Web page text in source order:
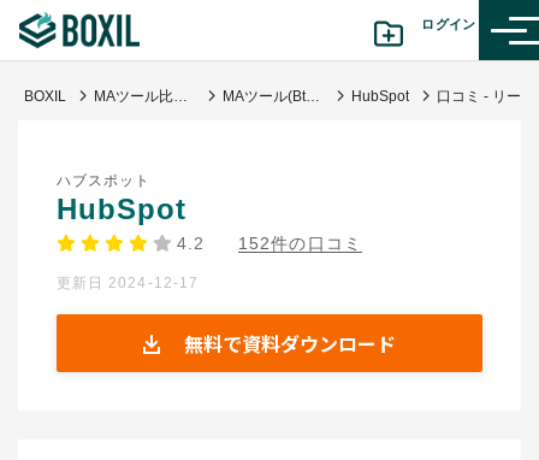
ログイン
診断から探す(β版)
BOXILの使い方ガイド 情報掲載をご希望の方へ
BOXIL MAツール比較｜タイプ別おすすめサービス・料金と失敗しない選び方 MAツール(BtoB) HubSpot
ハブスポット
HubSpot
4.2 152件の口コミ
更新日 2024-12-17
無料で資料ダウンロード